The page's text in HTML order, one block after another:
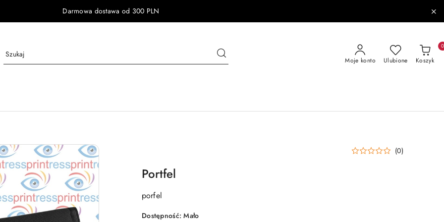
Darmowa dostawa od 300 PLN
Moje konto Ulubione Koszyk
0
(0)
Portfel
porfel
Dostępność:Mało